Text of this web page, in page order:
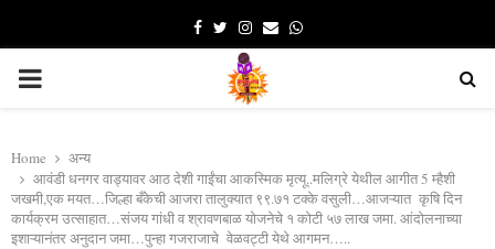
Facebook
TwitterInstagram
EmailWhatsapp
PRIMARY
Home
अन्य
आवंडी धनगर वाड्यावर आठ देशी गाईंचा आकस्मिक मृत्यू..मलिग्रे येथील आगीत 5 म्हैशी
जखमी,एक मयत…जिल्हा बँकेची आजरा तालुक्यात ९९.७१ टक्के वसुली…आजऱ्यात कृषि दिन
कार्यक्रम उत्साहात…संजय गांधी व श्रावणबाळ योजनेचे १ कोटी ५७ लाख जमा. आंदोलनाच्या
इशाऱ्यानंतर अनुदान जमा…पुन्हा गजराजाचे वेळवट्टी येथे आगमन…..